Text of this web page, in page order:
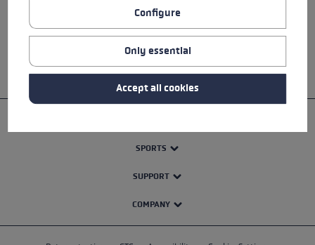
SAFETY INSTRUCTIONS
SPORTS
SUPPORT
COMPANY
Configure
Only essential
Accept all cookies